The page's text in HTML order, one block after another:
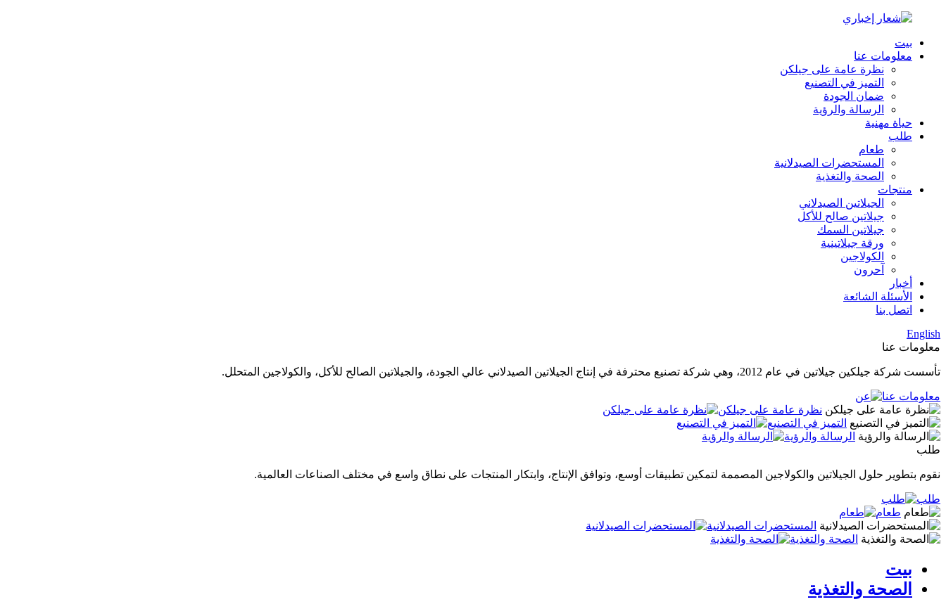
بيت
معلومات عنا
نظرة عامة على جيلكن
التميز في التصنيع
ضمان الجودة
الرسالة والرؤية
حياة مهنية
طلب
طعام
المستحضرات الصيدلانية
الصحة والتغذية
منتجات
الجيلاتين الصيدلاني
جيلاتين صالح للأكل
جيلاتين السمك
ورقة جيلاتينية
الكولاجين
آحرون
أخبار
الأسئلة الشائعة
اتصل بنا
English
معلومات عنا
تأسست شركة جيلكين جيلاتين في عام 2012، وهي شركة تصنيع محترفة في إنتاج الجيلاتين الصيدلاني عالي الجودة، والجيلاتين الصالح للأكل، والكولاجين المتحلل.
معلومات عنا
نظرة عامة على جيلكن
التميز في التصنيع
الرسالة والرؤية
طلب
نقوم بتطوير حلول الجيلاتين والكولاجين المصممة لتمكين تطبيقات أوسع، وتوافق الإنتاج، وابتكار المنتجات على نطاق واسع في مختلف الصناعات العالمية.
طلب
طعام
المستحضرات الصيدلانية
الصحة والتغذية
بيت
الصحة والتغذية